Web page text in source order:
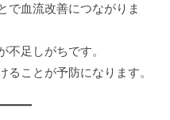
で血流改善につながりま
不足しがちです。
ることが予防になります。